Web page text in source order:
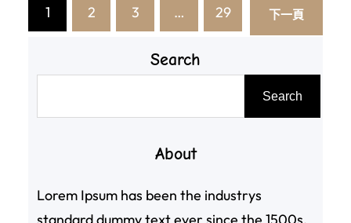
1 2 3 … 29 下一頁
Search
Search
About
Lorem Ipsum has been the industrys